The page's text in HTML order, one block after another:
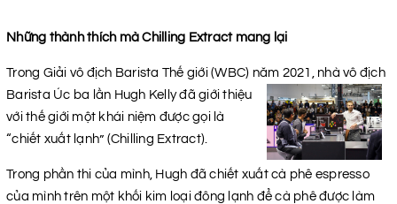
Những thành thích mà Chilling Extract mang lại
Trong Giải vô địch Barista Thế giới (WBC) năm 2021, nhà vô địch
Barista Úc ba lần Hugh Kelly đã giới thiệu
với thế giới một khái niệm được gọi là
“chiết xuất lạnh” (Chilling Extract).
Trong phần thi của mình, Hugh đã chiết xuất cà phê espresso
của mình trên một khối kim loại đông lạnh để cà phê được làm